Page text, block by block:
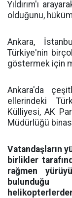
Yıldırım'ı
olduğunu,
Ankara,
Türkiye'nin
göstermek için
Ankara'da
ellerindeki
Külliyesi, AK
Müdürlüğü
Vatandaşların
birlikler
rağmen
bulunduğu